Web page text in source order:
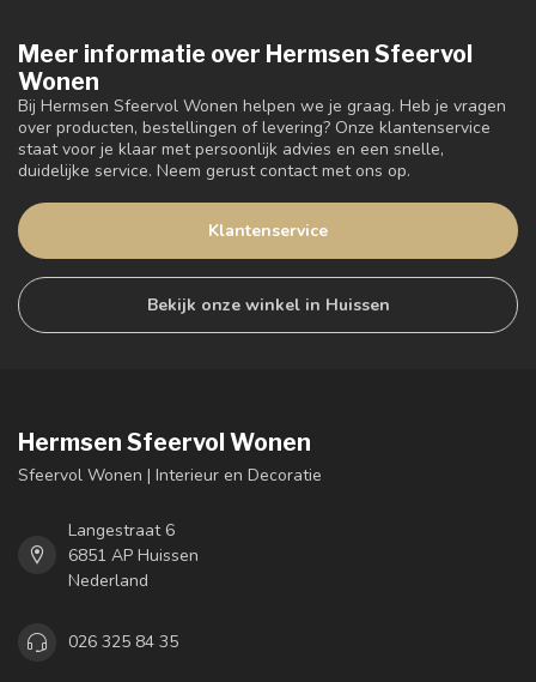
Meer informatie over Hermsen Sfeervol
Wonen
Bij Hermsen Sfeervol Wonen helpen we je graag. Heb je vragen
over producten, bestellingen of levering? Onze klantenservice
staat voor je klaar met persoonlijk advies en een snelle,
duidelijke service. Neem gerust contact met ons op.
Klantenservice
Bekijk onze winkel in Huissen
Hermsen Sfeervol Wonen
Sfeervol Wonen | Interieur en Decoratie
Langestraat 6
6851 AP Huissen
Nederland
026 325 84 35